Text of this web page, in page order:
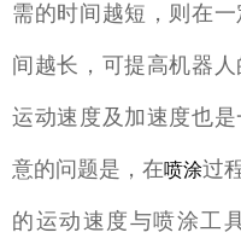
需的时间越短，则在
间越长，可提高机器
运动速度及加速度也
意的问题是，在喷涂过
的运动速度与喷涂工